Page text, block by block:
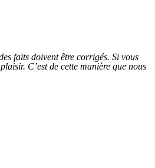
faits doivent être corrigés. Si vous
C’est de cette manière que nous